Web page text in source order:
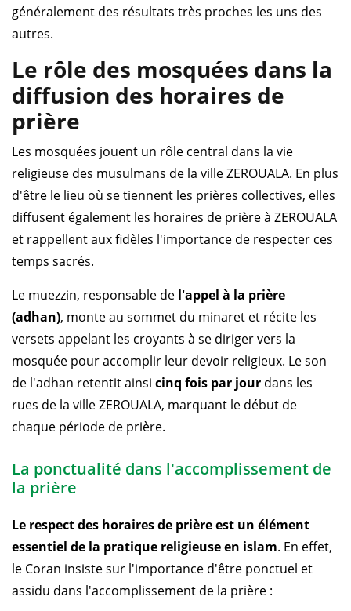
généralement des résultats très proches les uns des
autres.
Le rôle des mosquées dans la
diffusion des horaires de
prière
Les mosquées jouent un rôle central dans la vie
religieuse des musulmans de la ville ZEROUALA. En plus
d'être le lieu où se tiennent les prières collectives, elles
diffusent également les horaires de prière à ZEROUALA
et rappellent aux fidèles l'importance de respecter ces
temps sacrés.
Le muezzin, responsable de l'appel à la prière
(adhan), monte au sommet du minaret et récite les
versets appelant les croyants à se diriger vers la
mosquée pour accomplir leur devoir religieux. Le son
de l'adhan retentit ainsi cinq fois par jour dans les
rues de la ville ZEROUALA, marquant le début de
chaque période de prière.
La ponctualité dans l'accomplissement de
la prière
Le respect des horaires de prière est un élément
essentiel de la pratique religieuse en islam. En effet,
le Coran insiste sur l'importance d'être ponctuel et
assidu dans l'accomplissement de la prière :